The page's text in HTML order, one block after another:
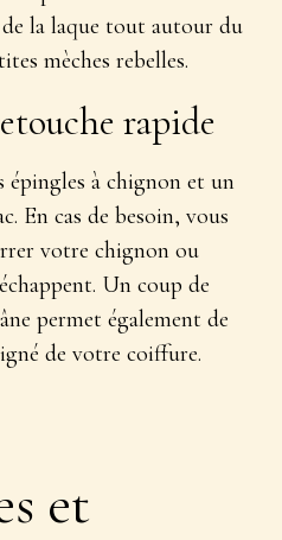
la laque tout autour du
mèches rebelles.
rapide
épingles à chignon et un
En cas de besoin, vous
votre chignon ou
Un coup de
permet également de
de votre coiffure.
et